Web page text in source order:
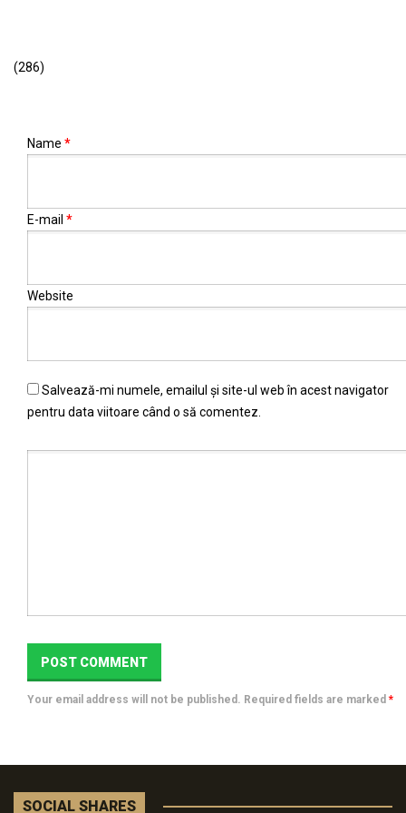
(286)
Name *
E-mail *
Website
Salvează-mi numele, emailul și site-ul web în acest navigator
pentru data viitoare când o să comentez.
Your email address will not be published. Required fields are marked *
SOCIAL SHARES